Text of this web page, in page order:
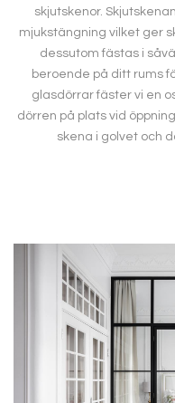
skjutskenor.
mjukstängning vilket ger
dessutom fästas i
beroende på ditt rums
glasdörrar fäster vi en
dörren på plats vid
skena i golvet och